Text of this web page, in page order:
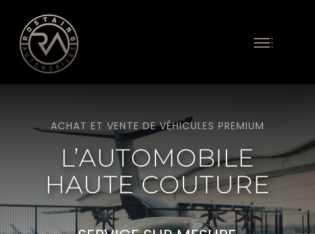
ACHAT ET VENTE DE VÉHICULES PREMIUM
L’AUTOMOBILE
HAUTE COUTURE